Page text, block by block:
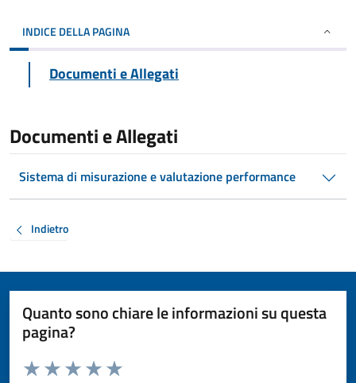
INDICE DELLA PAGINA
Documenti e Allegati
Documenti e Allegati
Sistema di misurazione e valutazione performance
Indietro
Quanto sono chiare le informazioni su questa
pagina?
Valuta da 1 a 5 stelle la pagina